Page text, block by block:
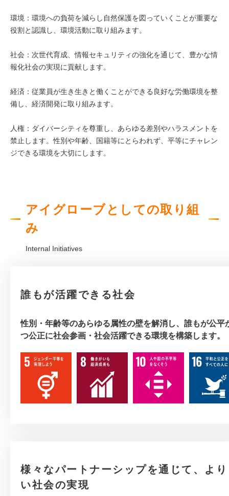
環境：環境への負荷を減らし自然保護を図っていくことが重要な
役割と認識し、環境活動に取り組みます。
社会：次世代育成、情報セキュリティの強化を通じて、豊かな情
報化社会の実現に貢献します。
経済：従業員が生き生きと働くことができる良好な労働環境を整
備し、経済開発に取り組みます。
人権：ダイバーシティを尊重し、あらゆる差別やハラスメントを
禁止します。性別や年齢、国籍等にとらわれず、平等にチャレン
ジできる環境を大切にします。
アイグローブとしての取り組
み
Internal Initiatives
誰もが活躍できる社会
性別・年齢等のあらゆる属性の壁を解消し、誰もが公平
つ公正に社会参画・社会活躍できる環境を構築します。
様々なパートナーシップを通じて、よ
い社会の実現